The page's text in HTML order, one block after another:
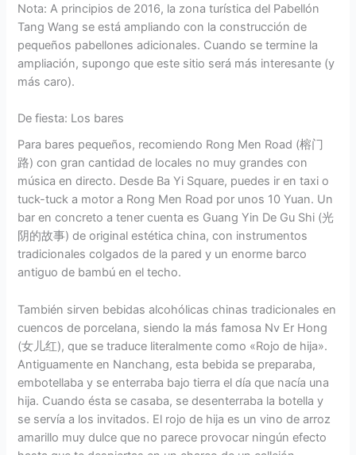
Nota: A principios de 2016, la zona turística del Pabellón
Tang Wang se está ampliando con la construcción de
pequeños pabellones adicionales. Cuando se termine la
ampliación, supongo que este sitio será más interesante (y
más caro).
De fiesta: Los bares
Para bares pequeños, recomiendo Rong Men Road (榕门
路) con gran cantidad de locales no muy grandes con
música en directo. Desde Ba Yi Square, puedes ir en taxi o
tuck-tuck a motor a Rong Men Road por unos 10 Yuan. Un
bar en concreto a tener cuenta es Guang Yin De Gu Shi (光
阴的故事) de original estética china, con instrumentos
tradicionales colgados de la pared y un enorme barco
antiguo de bambú en el techo.
También sirven bebidas alcohólicas chinas tradicionales en
cuencos de porcelana, siendo la más famosa Nv Er Hong
(女儿红), que se traduce literalmente como «Rojo de hija».
Antiguamente en Nanchang, esta bebida se preparaba,
embotellaba y se enterraba bajo tierra el día que nacía una
hija. Cuando ésta se casaba, se desenterraba la botella y
se servía a los invitados. El rojo de hija es un vino de arroz
amarillo muy dulce que no parece provocar ningún efecto